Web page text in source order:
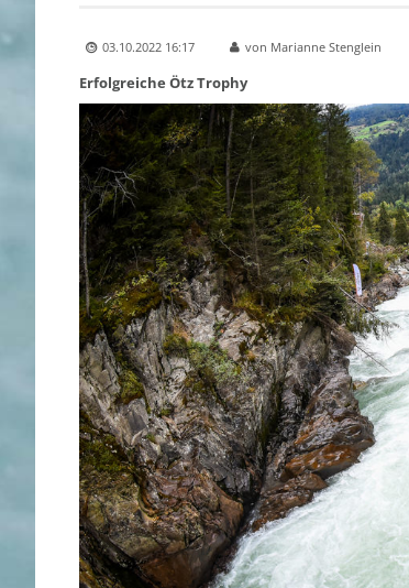
03.10.2022 16:17 von Marianne Stenglein
Erfolgreiche Ötz Trophy